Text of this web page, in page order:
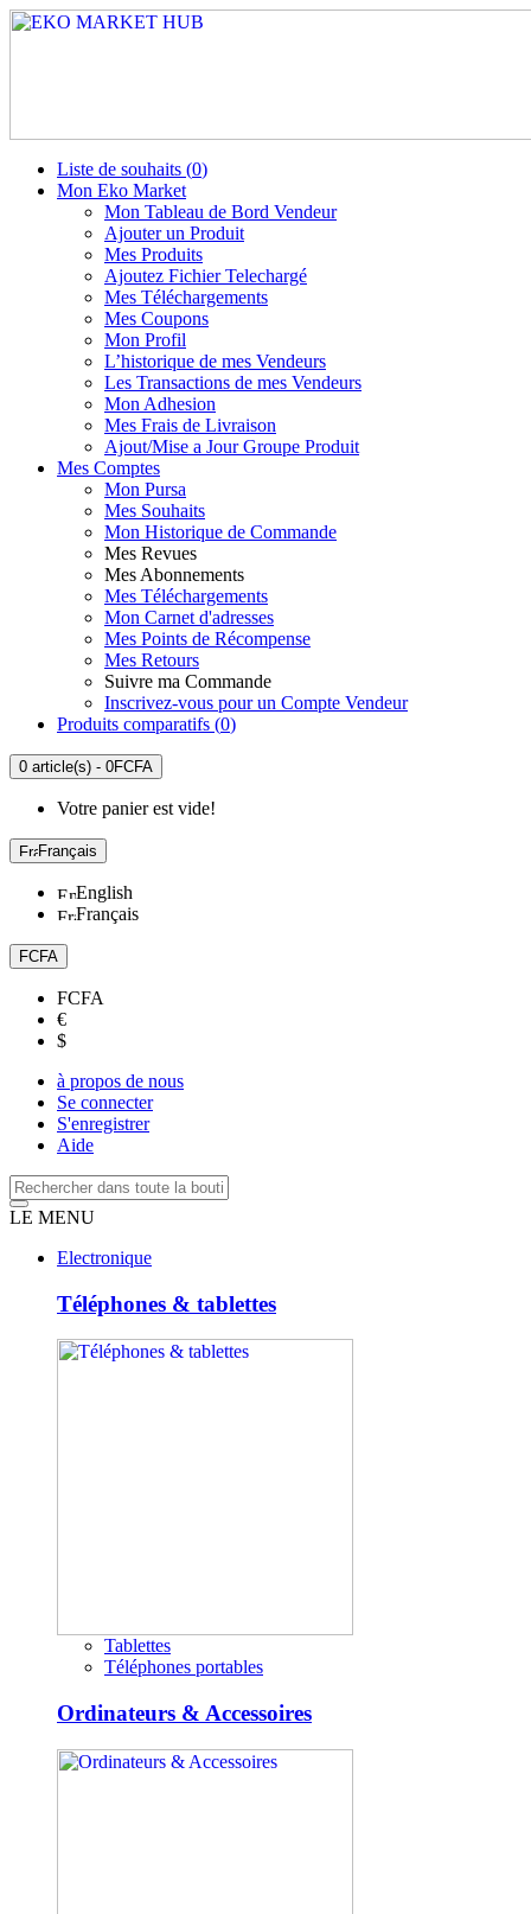
Liste de souhaits (0)
Mon Eko Market
Mon Tableau de Bord Vendeur
Ajouter un Produit
Mes Produits
Ajoutez Fichier Telechargé
Mes Téléchargements
Mes Coupons
Mon Profil
L’historique de mes Vendeurs
Les Transactions de mes Vendeurs
Mon Adhesion
Mes Frais de Livraison
Ajout/Mise a Jour Groupe Produit
Mes Comptes
Mon Pursa
Mes Souhaits
Mon Historique de Commande
Mes Revues
Mes Abonnements
Mes Téléchargements
Mon Carnet d'adresses
Mes Points de Récompense
Mes Retours
Suivre ma Commande
Inscrivez-vous pour un Compte Vendeur
Produits comparatifs (0)
0 article(s) - 0FCFA
Votre panier est vide!
Français
English
Français
FCFA
FCFA
€
$
à propos de nous
Se connecter
S'enregistrer
Aide
LE MENU
Electronique
Téléphones & tablettes
Tablettes
Téléphones portables
Ordinateurs & Accessoires